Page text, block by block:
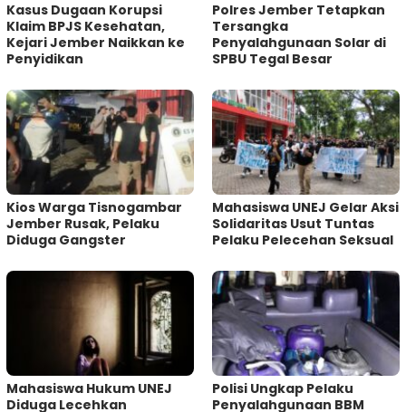
Kasus Dugaan Korupsi
Klaim BPJS Kesehatan,
Kejari Jember Naikkan ke
Penyidikan
Polres Jember Tetapkan
Tersangka
Penyalahgunaan Solar di
SPBU Tegal Besar
Kios Warga Tisnogambar
Jember Rusak, Pelaku
Diduga Gangster
Mahasiswa UNEJ Gelar Aksi
Solidaritas Usut Tuntas
Pelaku Pelecehan Seksual
Mahasiswa Hukum UNEJ
Diduga Lecehkan
Polisi Ungkap Pelaku
Penyalahgunaan BBM